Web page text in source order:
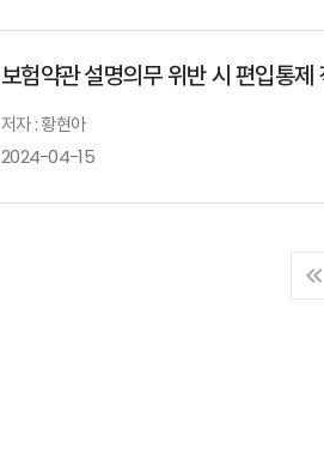
보험약관 설명의무 위반 시 편입통제
저자 : 황현아
2024-04-15